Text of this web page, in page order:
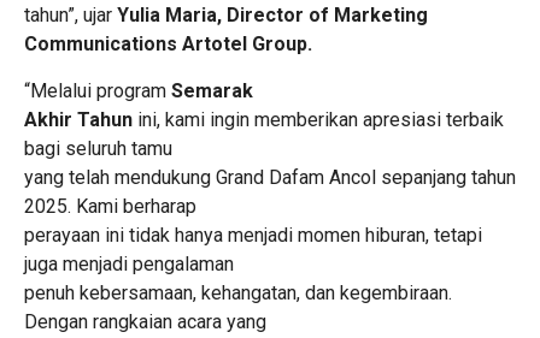
tahun”, ujar Yulia Maria, Director of Marketing
Communications Artotel Group.
“Melalui program Semarak
Akhir Tahun ini, kami ingin memberikan apresiasi terbaik
bagi seluruh tamu
yang telah mendukung Grand Dafam Ancol sepanjang tahun
2025. Kami berharap
perayaan ini tidak hanya menjadi momen hiburan, tetapi
juga menjadi pengalaman
penuh kebersamaan, kehangatan, dan kegembiraan.
Dengan rangkaian acara yang